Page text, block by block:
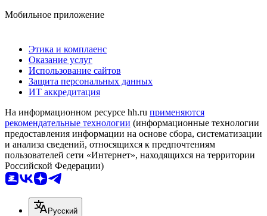
Мобильное приложение
Этика и комплаенс
Оказание услуг
Использование сайтов
Защита персональных данных
ИТ аккредитация
На информационном ресурсе hh.ru применяются
рекомендательные технологии (информационные технологии
предоставления информации на основе сбора, систематизации
и анализа сведений, относящихся к предпочтениям
пользователей сети «Интернет», находящихся на территории
Российской Федерации)
Русский